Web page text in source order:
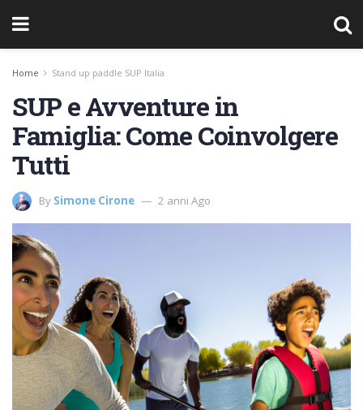
Home Stand up paddle SUP Italia
SUP e Avventure in
Famiglia: Come Coinvolgere
Tutti
By Simone Cirone 2 anni Ago